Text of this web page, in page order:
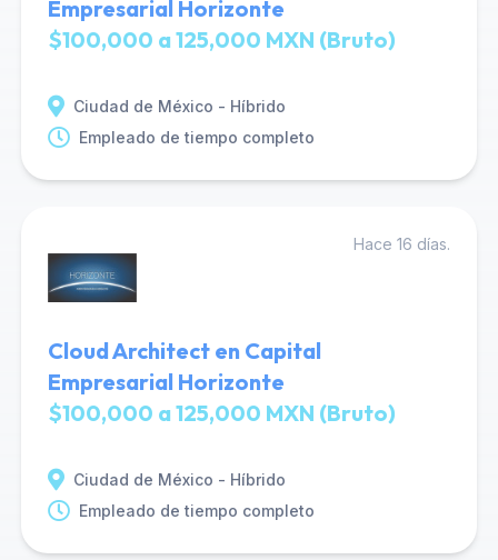
Empresarial Horizonte
$100,000 a 125,000 MXN (Bruto)
Ciudad de México - Híbrido
Empleado de tiempo completo
Hace 16 días.
Cloud Architect en Capital
Empresarial Horizonte
$100,000 a 125,000 MXN (Bruto)
Ciudad de México - Híbrido
Empleado de tiempo completo